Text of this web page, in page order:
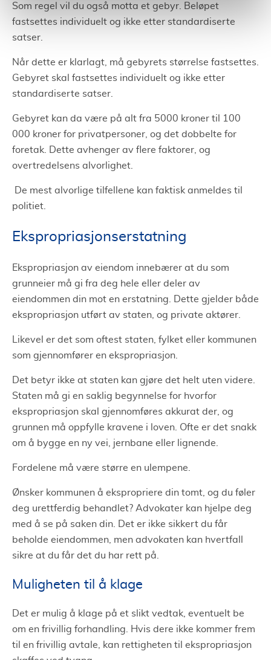
Som regel vil du også motta et gebyr. Beløpet
fastsettes individuelt og ikke etter standardiserte
satser.
Når dette er klarlagt, må gebyrets størrelse fastsettes.
Gebyret skal fastsettes individuelt og ikke etter
standardiserte satser.
Gebyret kan da være på alt fra 5000 kroner til 100
000 kroner for privatpersoner, og det dobbelte for
foretak. Dette avhenger av flere faktorer, og
overtredelsens alvorlighet.
De mest alvorlige tilfellene kan faktisk anmeldes til
politiet.
Ekspropriasjonserstatning
Ekspropriasjon av eiendom innebærer at du som
grunneier må gi fra deg hele eller deler av
eiendommen din mot en erstatning. Dette gjelder både
ekspropriasjon utført av staten, og private aktører.
Likevel er det som oftest staten, fylket eller kommunen
som gjennomfører en ekspropriasjon.
Det betyr ikke at staten kan gjøre det helt uten videre.
Staten må gi en saklig begynnelse for hvorfor
ekspropriasjon skal gjennomføres akkurat der, og
grunnen må oppfylle kravene i loven. Ofte er det snakk
om å bygge en ny vei, jernbane eller lignende.
Fordelene må være større en ulempene.
Ønsker kommunen å ekspropriere din tomt, og du føler
deg urettferdig behandlet? Advokater kan hjelpe deg
med å se på saken din. Det er ikke sikkert du får
beholde eiendommen, men advokaten kan hvertfall
sikre at du får det du har rett på.
Muligheten til å klage
Det er mulig å klage på et slikt vedtak, eventuelt be
om en frivillig forhandling. Hvis dere ikke kommer frem
til en frivillig avtale, kan rettigheten til ekspropriasjon